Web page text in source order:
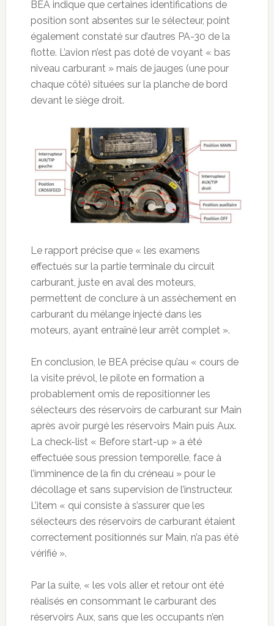
BEA indique que certaines identifications de
position sont absentes sur le sélecteur, point
également constaté sur d’autres PA-30 de la
flotte. L’avion n’est pas doté de voyant « bas
niveau carburant » mais de jauges (une pour
chaque côté) situées sur la planche de bord
devant le siège droit.
Le rapport précise que « les examens
effectués sur la partie terminale du circuit
carburant, juste en aval des moteurs,
permettent de conclure à un assèchement en
carburant du mélange injecté dans les
moteurs, ayant entraîné leur arrêt complet ».
En conclusion, le BEA précise qu’au « cours de
la visite prévol, le pilote en formation a
probablement omis de repositionner les
sélecteurs des réservoirs de carburant sur Main
après avoir purgé les réservoirs Main puis Aux.
La check-list « Before start-up » a été
effectuée sous pression temporelle, face à
l’imminence de la fin du créneau » pour le
décollage et sans supervision de l’instructeur.
L’item « qui consiste à s’assurer que les
sélecteurs des réservoirs de carburant étaient
correctement positionnés sur Main, n’a pas été
vérifié ».
Par la suite, « les vols aller et retour ont été
réalisés en consommant le carburant des
réservoirs Aux, sans que les occupants n’en